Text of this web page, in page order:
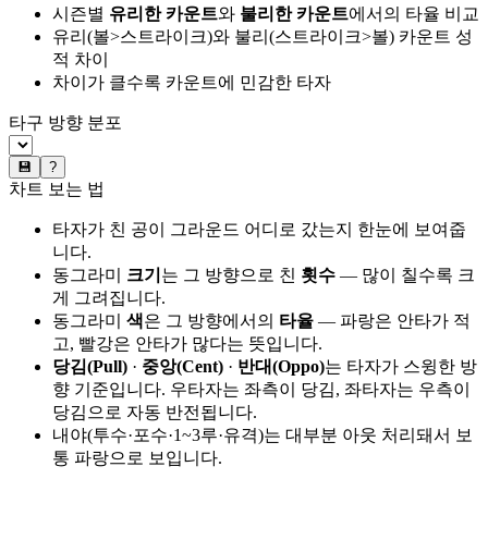
시즌별 유리한 카운트와 불리한 카운트에서의 타율 비교
유리(볼>스트라이크)와 불리(스트라이크>볼) 카운트 성
적 차이
차이가 클수록 카운트에 민감한 타자
타구 방향 분포
💾 ?
차트 보는 법
타자가 친 공이 그라운드 어디로 갔는지 한눈에 보여줍
니다.
동그라미 크기 는 그 방향으로 친 횟수 — 많이 칠수록 크
게 그려집니다.
동그라미 색은 그 방향에서의 타율 — 파랑은 안타가 적
고, 빨강은 안타가 많다는 뜻입니다.
당김(Pull) · 중앙(Cent) · 반대(Oppo)는 타자가 스윙한 방
향 기준입니다. 우타자는 좌측이 당김, 좌타자는 우측이
당김으로 자동 반전됩니다.
내야(투수·포수·1~3루·유격)는 대부분 아웃 처리돼서 보
통 파랑으로 보입니다.